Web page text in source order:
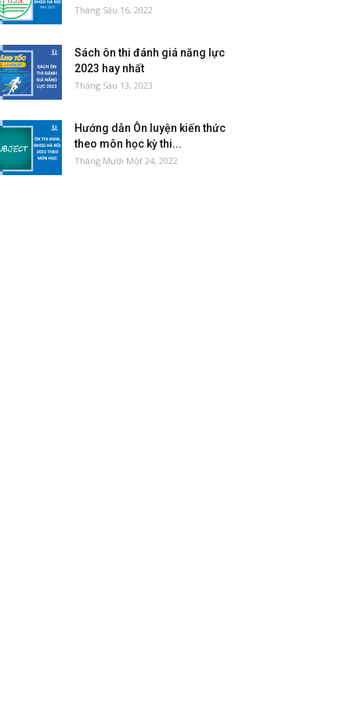
Tháng Sáu 16, 2022
Sách ôn thi đánh giá năng lực
2023 hay nhất
Tháng Sáu 13, 2023
Hướng dẫn Ôn luyện kiến thức
theo môn học kỳ thi...
Tháng Mười Một 24, 2022